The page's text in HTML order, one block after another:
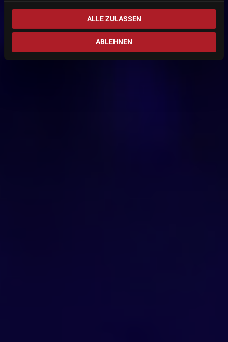
ALLE ZULASSEN
ABLEHNEN